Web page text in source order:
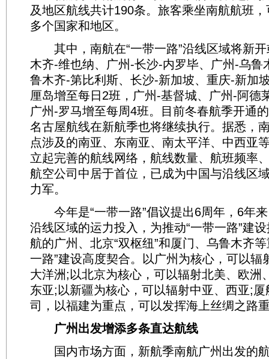
及地区航线共计190条。旅客乘坐南航航班
多个国家和地区。
其中，南航在“一带一路”沿线区域将新开
木齐-维也纳、广州-长沙-内罗毕、广州-乌鲁
鲁木齐-第比利斯、长沙-新加坡、重庆-新加
厘岛增至每日2班，广州-基督城、广州-阿德
广州-罗马增至每周4班。目前冬春航季开通
名古屋航线在新航季也将继续执行。据悉，
点涉及的南亚、东南亚、南太平洋、中西亚
立起完善的航线网络，航线数量、航班频率
航空公司中居于首位，已成为中国与沿线区
力军。
今年是“一带一路”倡议提出6周年，6年来
沿线区域的运力投入，为推动“一带一路”建
航的广州、北京“双枢纽”和厦门、乌鲁木齐
一路”建设高度契合。以广州为核心，可以辐
大洋洲;以北京为核心，可以辐射北美、欧洲
东亚;以新疆为核心，可以辐射中亚、西亚;
司，以福建为重点，可以发挥海上丝绸之路
广州出发增添多条直达航线
国内市场方面，新航季南航广州出发的